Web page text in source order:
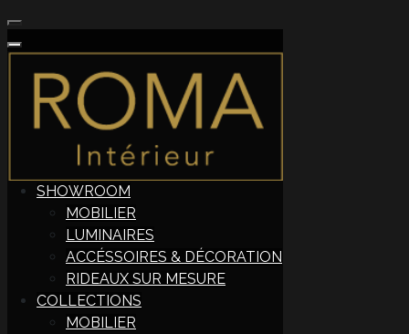
SHOWROOM
MOBILIER
LUMINAIRES
ACCÉSSOIRES & DÉCORATION
RIDEAUX SUR MESURE
COLLECTIONS
MOBILIER